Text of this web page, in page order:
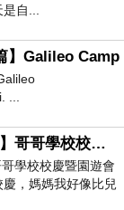
自...
】Galileo Camp
...
20151225 台北【家庭篇】哥哥學校校慶暨園遊會
學校校慶暨園遊會
，媽媽我好像比兒